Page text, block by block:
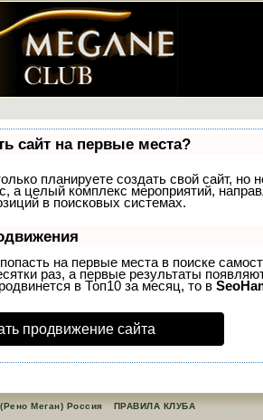
сайт на первые места?
планируете создать свой сайт, но
а целый комплекс мероприятий,
в поисковых системах.
на первые места в поиске
раз, а первые результаты
в Топ10 за месяц, то в
продвижение сайта
Меган) Россия ПРАВИЛА КЛУБА